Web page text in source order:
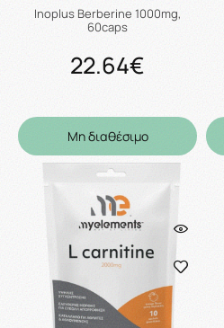
Inoplus Berberine 1000mg,
60caps
22.64€
Μη διαθέσιμο